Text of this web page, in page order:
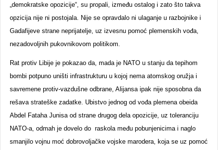
„demokratske opozicije“, su propali, između ostalog i zato što takva
opzicija nije ni postojala. Nije se opravdalo ni ulaganje u razbojnike i
Gadafijeve strane neprijatelje, uz izvesnu pomoć plemenskih vođa,
nezadovoljnih pukovnikovom politikom.
Rat protiv Libije je pokazao da, mada je NATO u stanju da tepihom
bombi potpuno uništi infrastrukturu u kojoj nema atomskog oružja i
savremene protiv-vazdušne odbrane, Alijansa ipak nije sposobna da
rešava strateške zadatke. Ubistvo jednog od vođa plemena obeida
Abdel Fataha Junisa od strane drugog dela opozicije, uz toleranciju
NATO-a, odmah je dovelo do raskola među pobunjenicima i naglo
smanjilo vojnu moć dobrovoljačke vojske marodera, koja se uz pomoć